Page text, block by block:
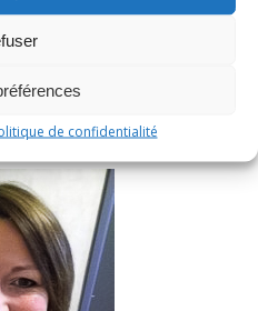
de confidentialité